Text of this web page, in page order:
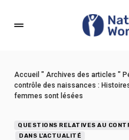
Accueil " Archives des articles "
contrôle des naissances :
femmes sont lésées
QUESTIONS RELATIVES AU
DANS L'ACTUALITÉ